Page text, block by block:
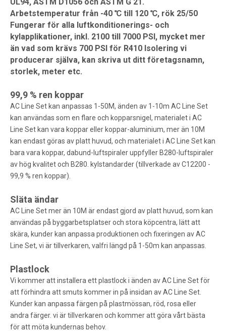
Arbetstemperatur från -40 ℃ till 120 ℃, rök 25/50
Fungerar för alla luftkonditionerings- och
kylapplikationer, inkl. 2100 till 7000 PSI, mycket mer
än vad som krävs 700 PSI för R410 Isolering vi
producerar själva, kan skriva ut ditt företagsnamn,
storlek, meter etc.
99,9 % ren koppar
AC Line Set kan anpassas 1-50M, änden av 1-10m AC Line Set
kan användas som en flare och kopparsnigel, materialet i AC
Line Set kan vara koppar eller koppar-aluminium, mer än 10M
kan endast göras av platt huvud, och materialet i AC Line Set kan
bara vara koppar, dabund-luftspiraler uppfyller B280-luftspiraler
av hög kvalitet och B280. kylstandarder (tillverkade av C12200 -
99,9 % ren koppar).
Släta ändar
AC Line Set mer än 10M är endast gjord av platt huvud, som kan
användas på byggarbetsplatser och stora köpcentra, lätt att
skära, kunder kan anpassa produktionen och fixeringen av AC
Line Set, vi är tillverkaren, valfri längd på 1-50m kan anpassas.
Plastlock
Vi kommer att installera ett plastlock i änden av AC Line Set för
att förhindra att smuts kommer in på insidan av AC Line Set.
Kunder kan anpassa färgen på plastmössan, röd, rosa eller
andra färger. vi är tillverkaren och kommer att göra vårt bästa
för att möta kundernas behov.